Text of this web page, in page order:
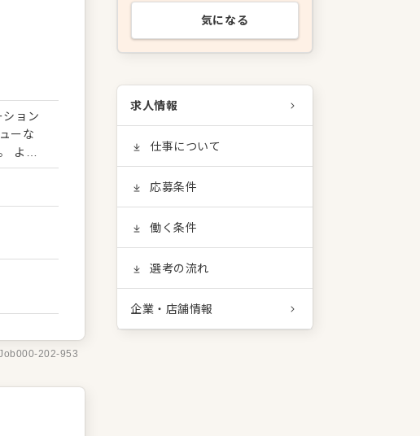
ション
ーな
より
管
イト
も安
202-953
気になる
求人情報
仕事について
応募条件
働く条件
選考の流れ
企業・店舗情報